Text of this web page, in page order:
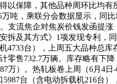
以保障，其他品种周环比均有
万吨，乘联分会数据显示，同
支流焦企对焦炭价钱发函提
拆及其方式》1项发现专利，
4733台），上周五大品种总
零售732.7万辆。库存略有下
万）。热轧板卷上周（6月4日
台（含电动拆载机216台）